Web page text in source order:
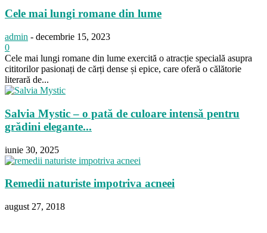
Cele mai lungi romane din lume
admin - decembrie 15, 2023
0
Cele mai lungi romane din lume exercită o atracție specială asupra
cititorilor pasionați de cărți dense și epice, care oferă o călătorie
literară de...
Salvia Mystic – o pată de culoare intensă pentru
grădini elegante...
iunie 30, 2025
Remedii naturiste impotriva acneei
august 27, 2018